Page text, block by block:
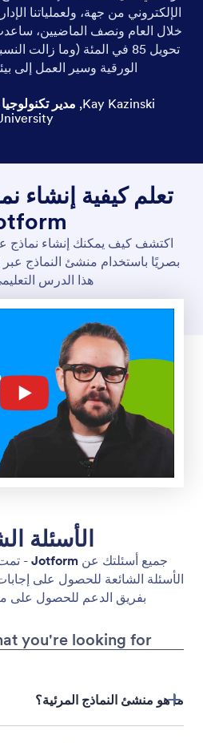
الإلكتروني من جهة، ولعملياتنا
خلال العام ونصف الماضيين،
تحويل 85 في المئة (وما زالت
الورقية وسير العمل إلى
Kay Kazinski
, مدير
تعلم كيفية إنشاء
اكتشف كيف يمكنك إنشاء نماذج
هذا الدرس
الأسئلة
جميع أسئلتك عنJotform
-
الأسئلة الشائعة للحصول على
بفريق الدعم للحصول على
ما هو منشئ النماذج المرئية؟